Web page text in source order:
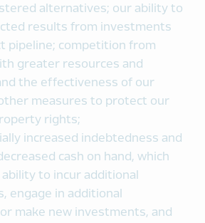
alternatives; our ability to
results from investments
pipeline; competition from
greater resources and
the effectiveness of our
measures to protect our
rights;
increased indebtedness and
cash on hand, which
to incur additional
engage in additional
make new investments, and